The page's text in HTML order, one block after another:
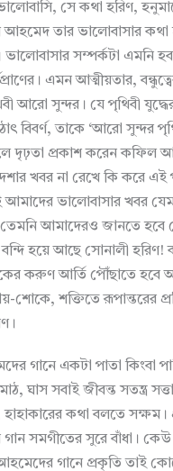
সে কথা হরিণ,
তার ভালোবাসার কথা
ভালোবাসার সম্পর্কটা এমনি
এমন আত্মীয়তার,
আরো সুন্দর। যে পৃথিবী
বিবর্ণ, তাকে ‘আরো সুন্দর
দৃঢ়তা প্রকাশ করেন কফিল
দশার খবর না রেখে কি করে
আমাদের ভালোবাসার খবর
আমাদেরও জানতে
বন্দি হয়ে আছে সোনালী হরিণ!
করুণ আর্তি পৌঁছাতে হবে
শোকে, শক্তিতে রূপান্তরের
গানে একটা পাতা কিংবা
ঘাস সবাই জীবন্ত সতন্ত্র
হাহাকারের কথা বলতে সক্ষম।
গান সমগীতের সুরে বাঁধা। কেউ
গানে প্রকৃতি তাই